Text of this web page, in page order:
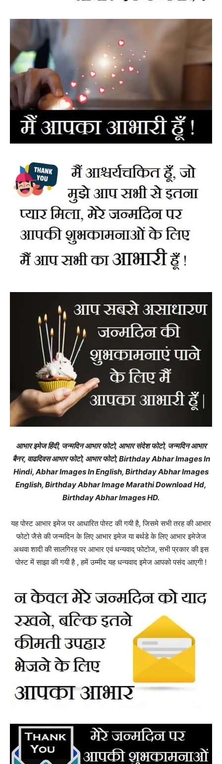
आभार इमेज हिंदी, जन्मदिन आभार फोटो, आभार संदेश फोटो, जन्मदिन आभार
बैनर, वाढदिवस आभार फोटो, आभार फोटो,Birthday Abhar Images In
Hindi, Abhar Images In English, Birthday Abhar Images
English, Birthday Abhar Image Marathi Download Hd,
Birthday Abhar Images HD.
यह पोस्ट आभार इमेज पर आधारित पोस्ट की गयी है, जिसमे सभी तरह की आभार
फोटो जैसे की जन्मदिन के लिए आभार इमेज या बर्थडे के लिए आभार इमेजेज
अथवा शादी की सालगिरह पर आभार एवं धन्यवाद् फोटोज, सभी प्रकार की इस
पोस्ट में साझा की गयी है , हमें उम्मीद यह धन्यवाद इमेज आपको पसंद आएगी !